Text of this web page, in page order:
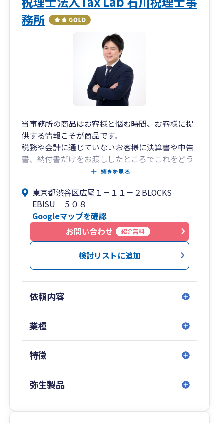
「税務だけじゃお客様の会社は良くならない。成
長発展もしない。企業の未来を一緒に創りた
そんな熱い想いで、全国の中小企業を元気にする
ことを使命として走り続ける。
「100年続くワクワクする良い会社を日本中に広
げたい！」という想いを原動力に、日々中小企業
ビジョン税理士法人が目指すのは、単なる税務の
枠を超えた、未来をつくる経営パートナーです！
経営者の”夢の実現”を一緒に考え、一緒に伴走す
る税理士法人を目指しています。
①ビジョン式月次決算書
ビジョン税理士法人は、「強い財務体質の会社創
り」を支援しています。
②ビジョン式経営計画書
ビジョン式「経営計画書」 とは「単なる数字の羅
列の計画書」ではなく、将来の成長戦略の設定を
お手伝いします！
その他サービス
・節税支援、記帳代行、クラウド支援
・融資支援
・社労士事務所併設
・税務調査対策
務所
当事務所の商品はお客様と悩む時間、お客様に提
供する情報こそが商品です。
税務や会計に通じていないお客様に決算書や申告
書、納付書だけをお渡ししたところでこれをどう
すればよいのかわからない、という方が多いので
毎年よくわからないけど納付書だけくる、などと
いう状況になっているというお客様のお悩みをよ
く耳にします。
当事務所では決算書や申告書の紙類だけを渡して
終わりというサービスは原則いたしません。納付
書は税務的な結果です。日々の会計データにはそ
のプロセスが記録されており、税金にとどまらず
たプロセスについて共有することで、お客様の有
益な情報を提供できます。
続きを見る
東京都渋谷区広尾１－１１－２BLOCKS
EBISU ５０８
Googleマップを確認
お問い合わせ
紹介無料
検討リストに追加
依頼内容
業種
特徴
弥生製品